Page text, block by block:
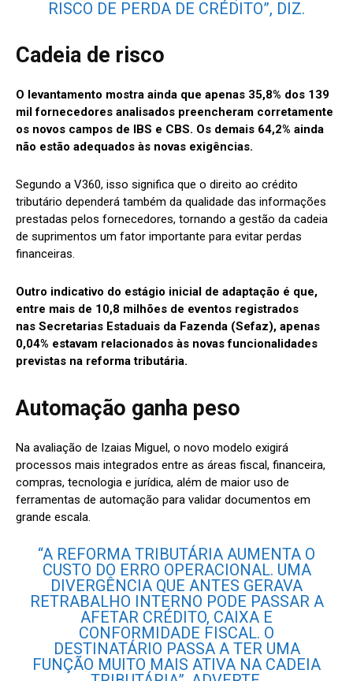
RISCO DE PERDA DE CRÉDITO”, DIZ.
Cadeia de risco
O levantamento mostra ainda que apenas 35,8% dos 139
mil fornecedores analisados preencheram corretamente
os novos campos de IBS e CBS. Os demais 64,2% ainda
não estão adequados às novas exigências.
Segundo a V360, isso significa que o direito ao crédito
tributário dependerá também da qualidade das informações
prestadas pelos fornecedores, tornando a gestão da cadeia
de suprimentos um fator importante para evitar perdas
financeiras.
Outro indicativo do estágio inicial de adaptação é que,
entre mais de 10,8 milhões de eventos registrados
nas Secretarias Estaduais da Fazenda (Sefaz), apenas
0,04% estavam relacionados às novas funcionalidades
previstas na reforma tributária.
Automação ganha peso
Na avaliação de Izaias Miguel, o novo modelo exigirá
processos mais integrados entre as áreas fiscal, financeira,
compras, tecnologia e jurídica, além de maior uso de
ferramentas de automação para validar documentos em
grande escala.
“A REFORMA TRIBUTÁRIA AUMENTA O
CUSTO DO ERRO OPERACIONAL. UMA
DIVERGÊNCIA QUE ANTES GERAVA
RETRABALHO INTERNO PODE PASSAR A
AFETAR CRÉDITO, CAIXA E
CONFORMIDADE FISCAL. O
DESTINATÁRIO PASSA A TER UMA
FUNÇÃO MUITO MAIS ATIVA NA CADEIA